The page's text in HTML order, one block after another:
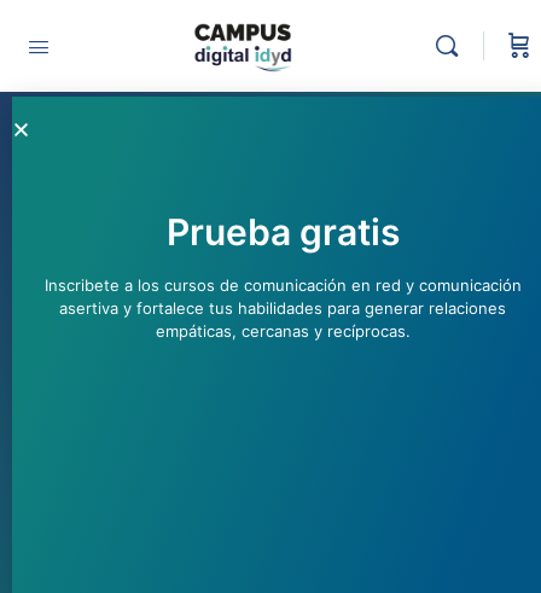
colaborativo?
Prueba gratis
Inscribete a los cursos de comunicación en red y comunicación
asertiva y fortalece tus habilidades para generar relaciones
empáticas, cercanas y recíprocas.